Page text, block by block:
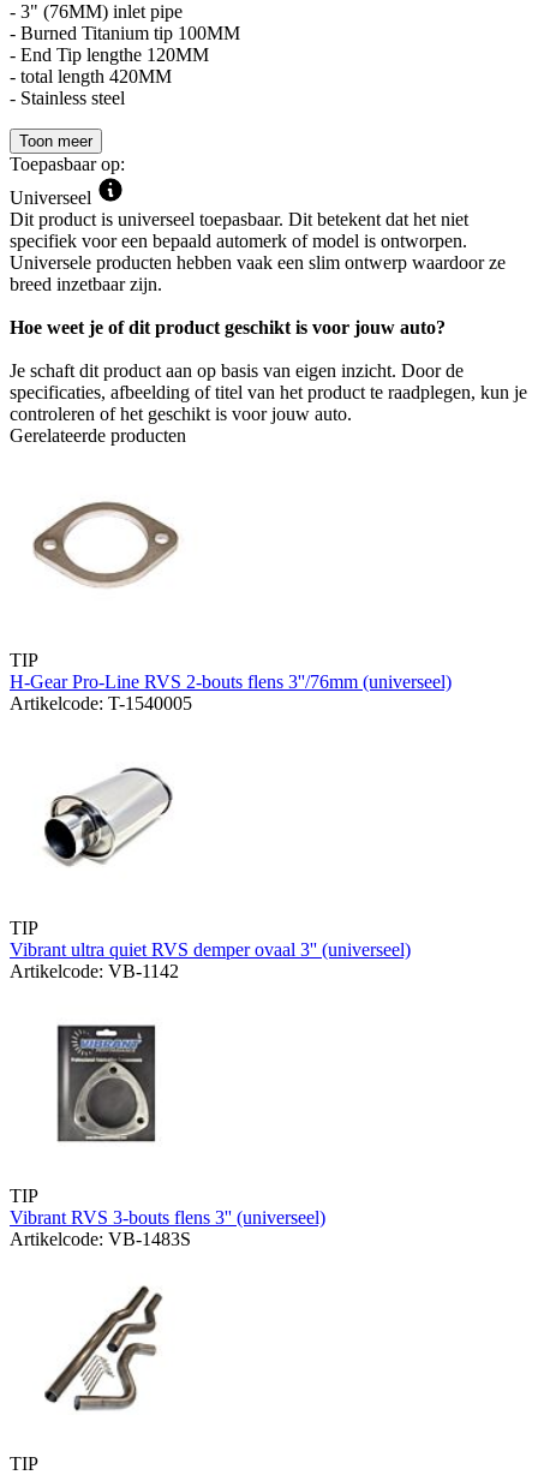
- 3" (76MM) inlet pipe
- Burned Titanium tip 100MM
- End Tip lengthe 120MM
- total length 420MM
- Stainless steel
Toon meer
Toepasbaar op:
Universeel
Dit product is universeel toepasbaar. Dit betekent dat het niet
specifiek voor een bepaald automerk of model is ontworpen.
Universele producten hebben vaak een slim ontwerp waardoor ze
breed inzetbaar zijn.
Hoe weet je of dit product geschikt is voor jouw auto?
Je schaft dit product aan op basis van eigen inzicht. Door de
specificaties, afbeelding of titel van het product te raadplegen, kun je
controleren of het geschikt is voor jouw auto.
Gerelateerde producten
TIP
H-Gear Pro-Line RVS 2-bouts flens 3''/76mm (universeel)
Artikelcode: T-1540005
TIP
Vibrant ultra quiet RVS demper ovaal 3'' (universeel)
Artikelcode: VB-1142
TIP
Vibrant RVS 3-bouts flens 3'' (universeel)
Artikelcode: VB-1483S
TIP